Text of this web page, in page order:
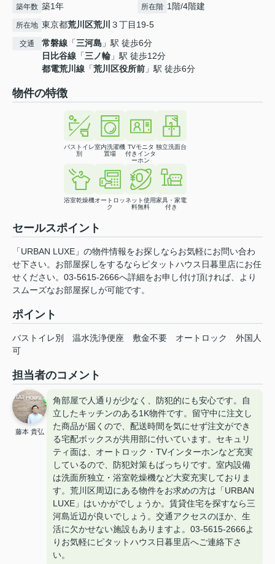
築年数 築1年 所在階 1階/4階建
所在地 東京都荒川区荒川 ３丁目19-5
交通 常磐線 「三河島 」駅 徒歩6分
日比谷線 「三ノ輪 」駅 徒歩12分
都電荒川線 「荒川区役所前 」駅 徒歩6分
物件の特徴
バストイレ
別
室内洗濯機
置場
TVモニタ
付きインタ
ーホン
独立洗面台
浴室乾燥機オートロッ
ク
ネット使用
料無料
家具・家電
付き
セールスポイント
「URBAN LUXE」の物件情報をお探しならお気軽にお問い合わ
せ下さい。お部屋探しをするならピタットハウス日暮里店にお任
せください。03-5615-2666へ詳細をお申し付け頂ければ、より
スムーズなお部屋探しが可能です。
ポイント
バストイレ別 温水洗浄便座 敷金不要 オートロック
外国人
可
担当者のコメント
藤本 貴弘
角部屋で人通りが少なく、防犯的にも安心です。自
立したキッチンのある1K物件です。留守中に注文し
た商品が届くので、配送時間を気にせず注文ができ
る宅配ボックスが共用部に付いています。セキュリ
ティ面は、オートロック・TVインターホンなど充実
しているので、防犯対策もばっちりです。室内設備
は洗面所独立・浴室乾燥機など大変充実しておりま
す。荒川区周辺にある物件をお求めの方は「URBAN
LUXE」はいかがでしょうか。賃貸住宅を探すなら三
河島近辺が良いでしょう。交通アクセスのほか、生
活に欠かせない施設もありますよ。03-5615-2666よ
りお気軽にピタットハウス日暮里店へご連絡下さ
い。